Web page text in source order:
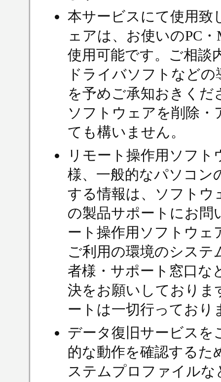
本サービスにて使用致
ェアは、お使いのPC
使用可能です。ご相談
ドライバソフトなど
を予めご承知おきくだ
ソフトウェアを削除
ても構いません。
リモート操作用ソフ
様、一般的なパソコン
する情報は、ソフトウ
の製品サポートにお問
ート操作用ソフトウェ
ご利用の環境のシステ
者様・サポート窓口な
決をお願いしておりま
ートは一切行っており
データ復旧サービスを
的な動作を確認するた
ステムプロファイル